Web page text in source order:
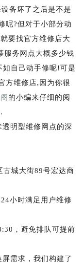
备坏了之后是不是
呢?但对于小部分动
要找官方维修店大
服务网点大概多少钱
自己动手修呢!可是
方维修店,因为你很
的小编来仔细的阅
明型维修网点的深
古城大街89号宏达商
小时满足用户维修
，避免排队可提前
需求，我们构建了